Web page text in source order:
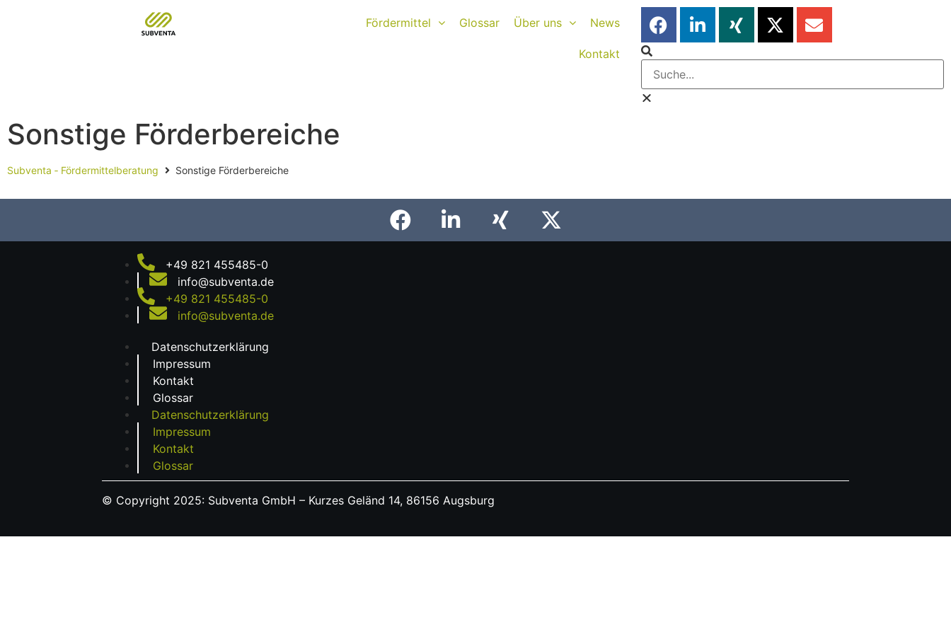
Fördermittel Glossar Über uns News
Kontakt
Sonstige Förderbereiche
Subventa ‐ Fördermittelberatung Sonstige Förderbereiche
+49 821 455485-0
info@subventa.de
+49 821 455485-0
info@subventa.de
Datenschutzerklärung
Impressum
Kontakt
Glossar
Datenschutzerklärung
Impressum
Kontakt
Glossar
© Copyright 2025: Subventa GmbH – Kurzes Geländ 14, 86156 Augsburg